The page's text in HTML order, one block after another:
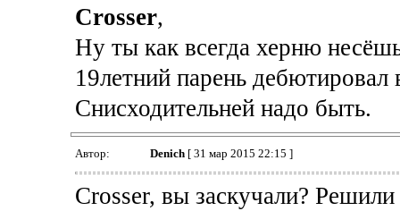
Crosser,
Ну ты как всегда херню
19летний парень дебютировал
Снисходительней надо быть.
Автор: Denich[ 31 мар 2015 22:15 ]
Crosser, вы заскучали?